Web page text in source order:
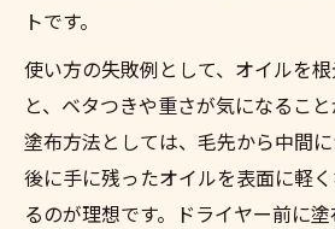
トです。
使い方の失敗例として、オイルを
と、ベタつきや重さが気になるこ
塗布方法としては、毛先から中間
後に手に残ったオイルを表面に軽
るのが理想です。ドライヤー前に